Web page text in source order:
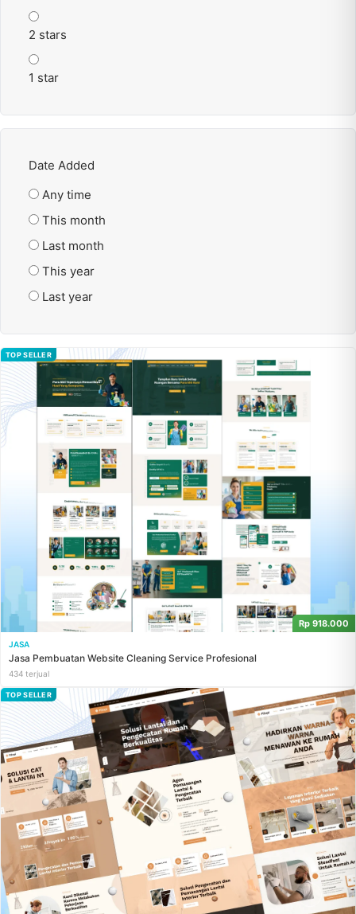
2 stars
1 star
Date Added
Any time
This month
Last month
This year
Last year
TOP SELLER
Rp 918.000
JASA
Jasa Pembuatan Website Cleaning Service Profesional
434 terjual
TOP SELLER